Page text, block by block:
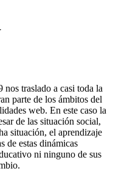
traslado a casi toda la
parte de los ámbitos del
web. En este caso la
de las situación social,
situación, el aprendizaje
de estas dinámicas
ni ninguno de sus